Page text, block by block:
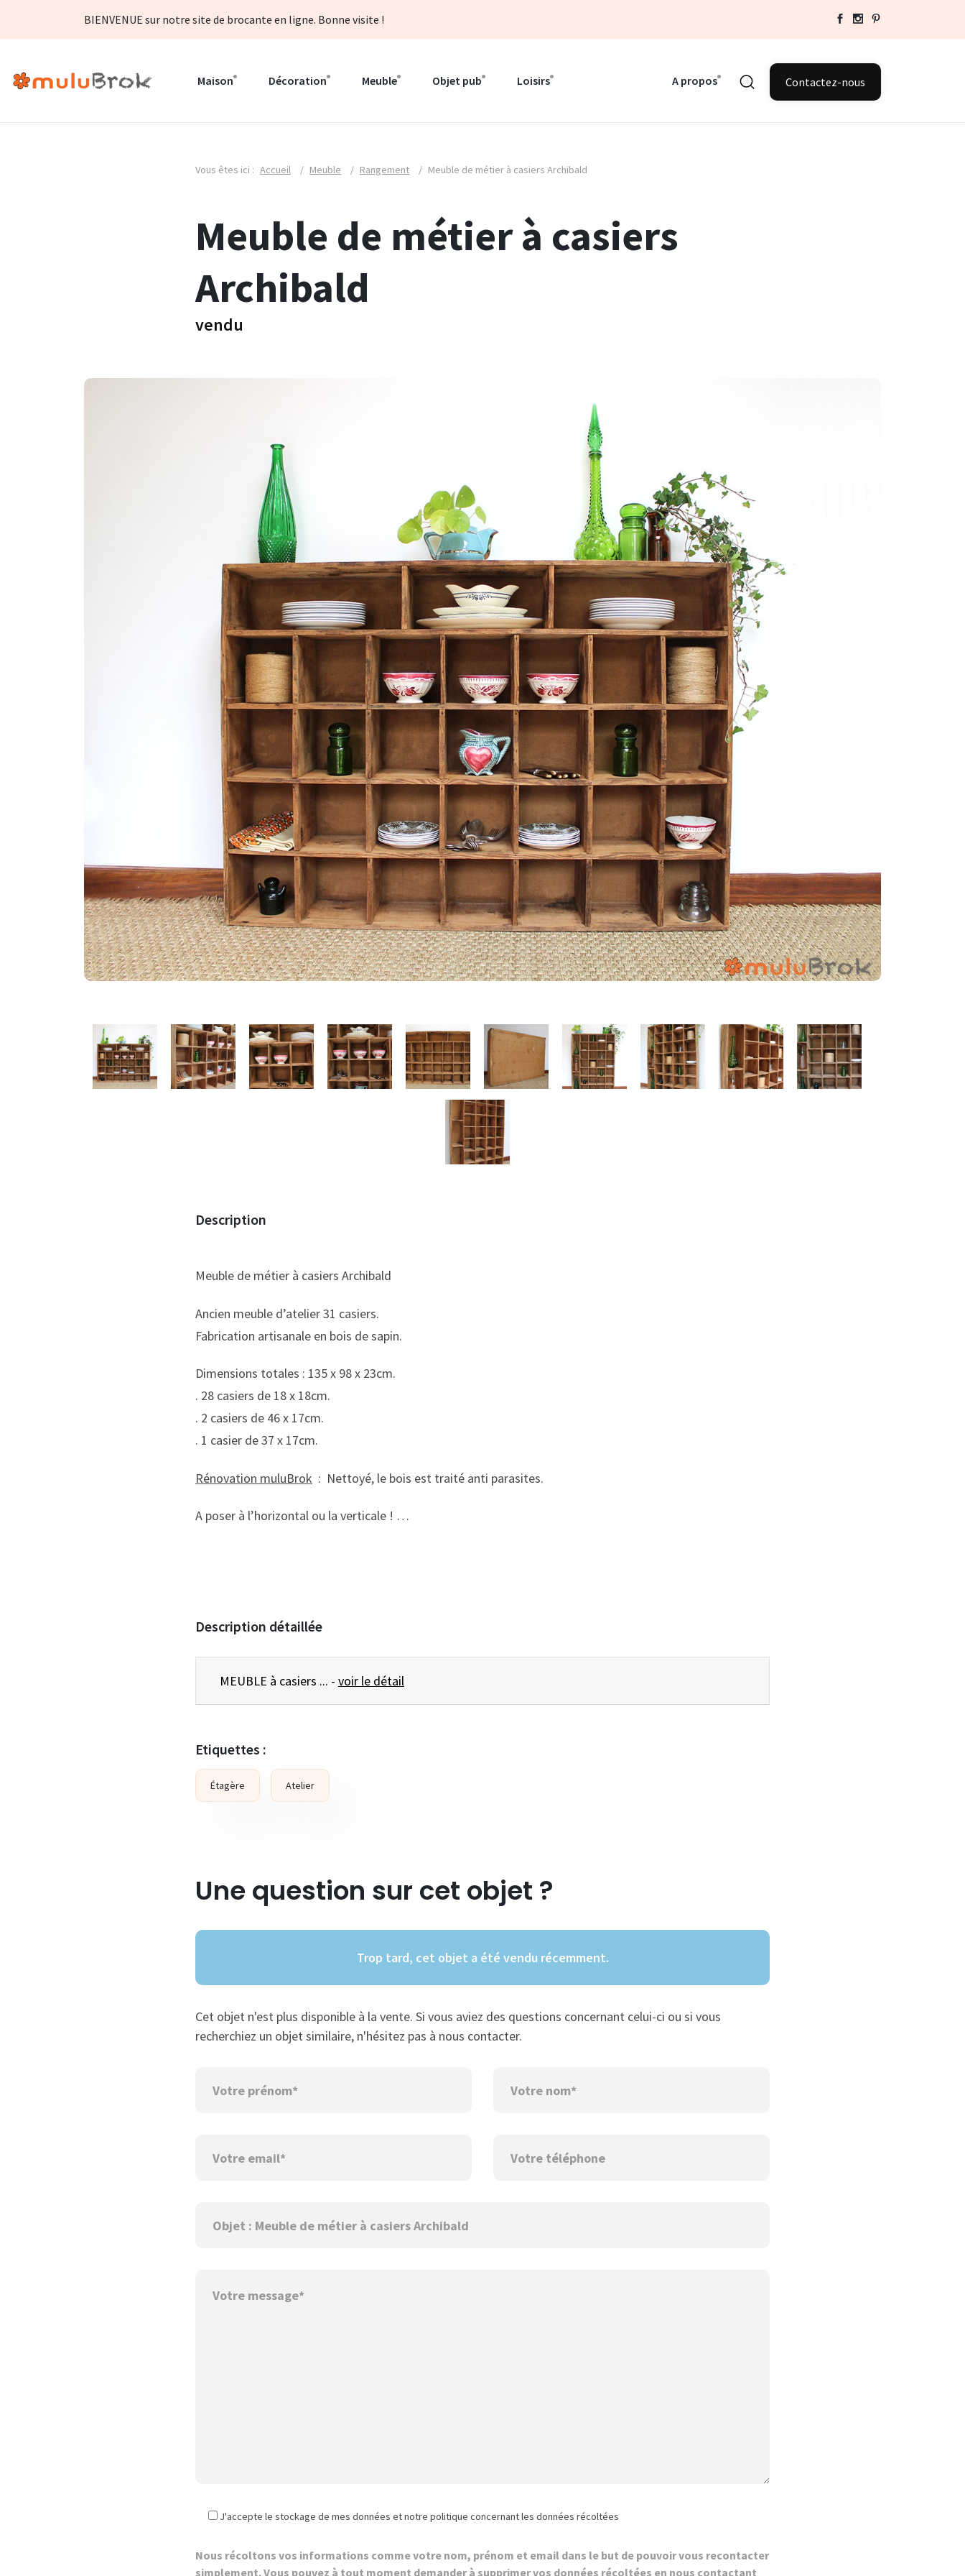
BIENVENUE sur notre site de brocante en ligne. Bonne visite !
Maison Décoration Meuble Objet pub Loisirs A propos Contactez-nous
Vous êtes ici : Accueil / Meuble / Rangement / Meuble de métier à casiers Archibald
Meuble de métier à casiers
Archibald
vendu
Description
Meuble de métier à casiers Archibald
Ancien meuble d’atelier 31 casiers.
Fabrication artisanale en bois de sapin.
Dimensions totales : 135 x 98 x 23cm.
. 28 casiers de 18 x 18cm.
. 2 casiers de 46 x 17cm.
. 1 casier de 37 x 17cm.
Rénovation muluBrok : Nettoyé, le bois est traité anti parasites.
A poser à l’horizontal ou la verticale ! …
Description détaillée
MEUBLE à casiers ... - voir le détail
Etiquettes :
Étagère Atelier
Une question sur cet objet ?
Trop tard, cet objet a été vendu récemment.
Cet objet n'est plus disponible à la vente. Si vous aviez des questions concernant celui-ci ou si vous
recherchiez un objet similaire, n'hésitez pas à nous contacter.
J'accepte le stockage de mes données et notre politique concernant les données récoltées
Nous récoltons vos informations comme votre nom, prénom et email dans le but de pouvoir vous recontacter
simplement. Vous pouvez à tout moment demander à supprimer vos données récoltées en nous contactant